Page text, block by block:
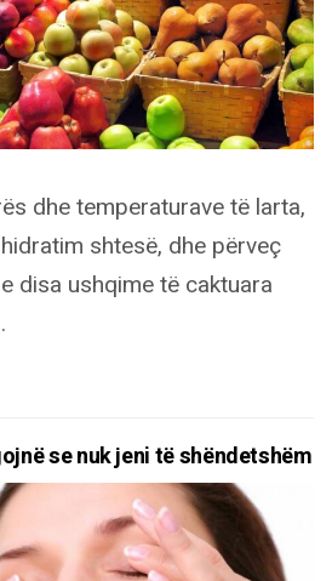
dhe temperaturave të larta,
shtesë, dhe përveç
disa ushqime të caktuara
se nuk jeni të shëndetshëm